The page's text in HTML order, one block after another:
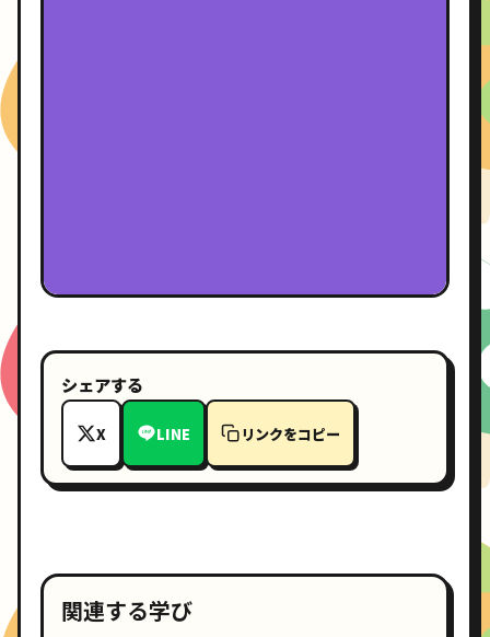
シェアする
X LINE リンクをコピー
関連する学び